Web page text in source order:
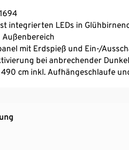
integrierten LEDs in
Außenbereich
mit Erdspieß und Ein-/
bei anbrechender
490 cm inkl. Aufhängeschlaufe